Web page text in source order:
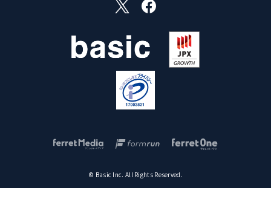
© Basic Inc. All Rights Reserved.